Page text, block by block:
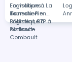
Logistique à La
Tour-du-Pin
Formations
dans
Logistique à
distance
Formation en
Bâtiment, BTP à
Pontault-
Combault